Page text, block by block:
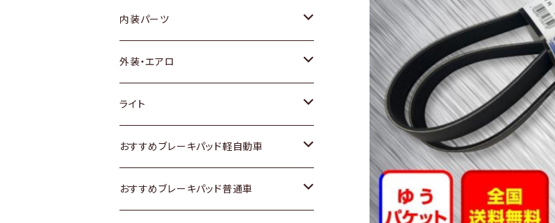
内装パーツ
トヨタ
ホンダ
スズキ
日産
外装・エアロ
トヨタ
ホンダ
スズキ
ライト
トヨタ
スズキ
おすすめブレーキパッド軽自動車
トヨタ
おすすめブレーキパッド普通車